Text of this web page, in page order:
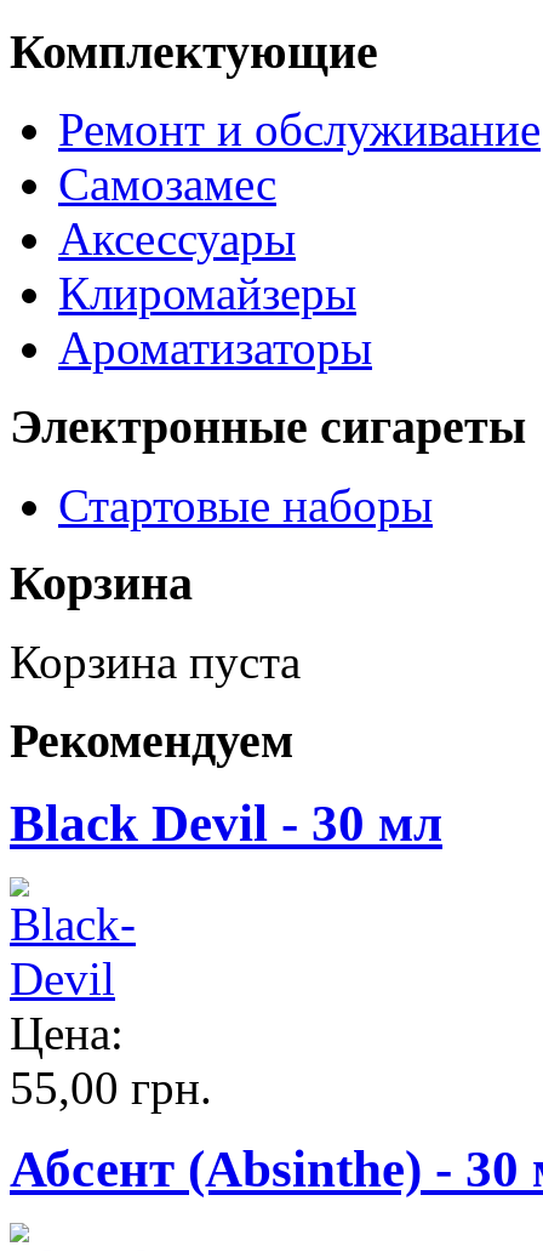
Комплектующие
Ремонт и обслуживание
Самозамес
Аксессуары
Клиромайзеры
Ароматизаторы
Электронные сигареты
Стартовые наборы
Корзина
Корзина пуста
Рекомендуем
Black Devil - 30 мл
Цена:
55,00 грн.
Абсент (Absinthe) - 30